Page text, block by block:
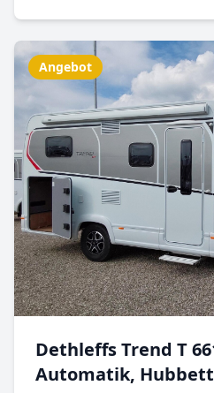
Angebot
Dethleffs Trend T
Automatik,